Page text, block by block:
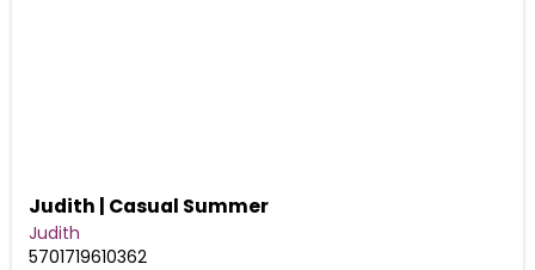
Judith | Casual Summer
Judith
5701719610362